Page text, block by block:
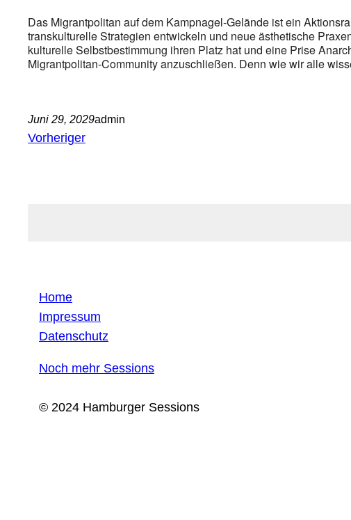
Das Migrantpolitan auf dem Kampnagel-Gelände ist ein
transkulturelle Strategien entwickeln und neue ästhetische
kulturelle Selbstbestimmung ihren Platz hat und eine Prise
Migrantpolitan-Community anzuschließen. Denn wie wir alle
Juni 29, 2029admin
Vorheriger
Home
Impressum
Datenschutz
Noch mehr Sessions
© 2024 Hamburger Sessions